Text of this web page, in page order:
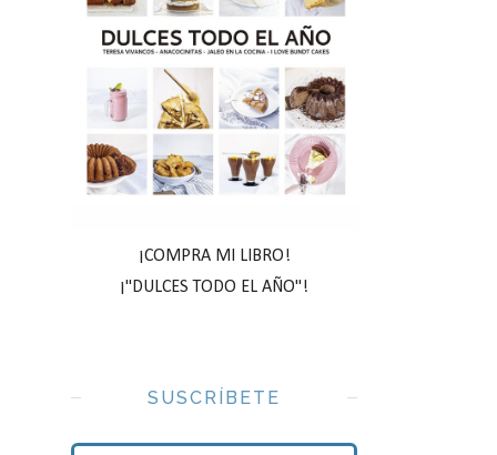
¡COMPRA MI LIBRO!
¡"DULCES TODO EL AÑO"!
SUSCRÍBETE